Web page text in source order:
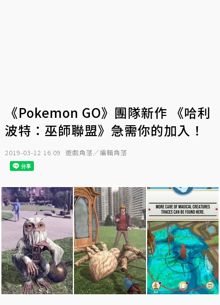
《Pokemon GO》團隊新作 《哈利
波特：巫師聯盟》急需你的加入！
2019-03-12 16:09 遊戲角落／編輯角落